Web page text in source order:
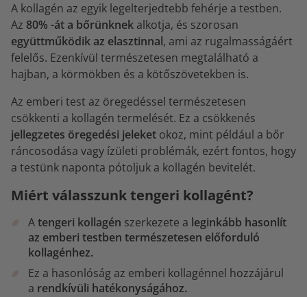
A kollagén az egyik legelterjedtebb fehérje a testben.
Az 80% -át a bőrünknek alkotja, és szorosan
együttműködik az elasztinnal, ami az rugalmasságáért
felelős. Ezenkívül természetesen megtalálható a
hajban, a körmökben és a kötőszövetekben is.
Az emberi test az öregedéssel természetesen
csökkenti a kollagén termelését. Ez a csökkenés
jellegzetes öregedési jeleket okoz, mint például a bőr
ráncosodása vagy ízületi problémák, ezért fontos, hogy
a testünk naponta pótoljuk a kollagén bevitelét.
Miért válasszunk tengeri kollagént?
Atengeri kollagén szerkezete a leginkább hasonlít
az emberi testben természetesen előforduló
kollagénhez.
Ez a hasonlóság az emberi kollagénnel hozzájárul
a rendkívüli hatékonyságához.